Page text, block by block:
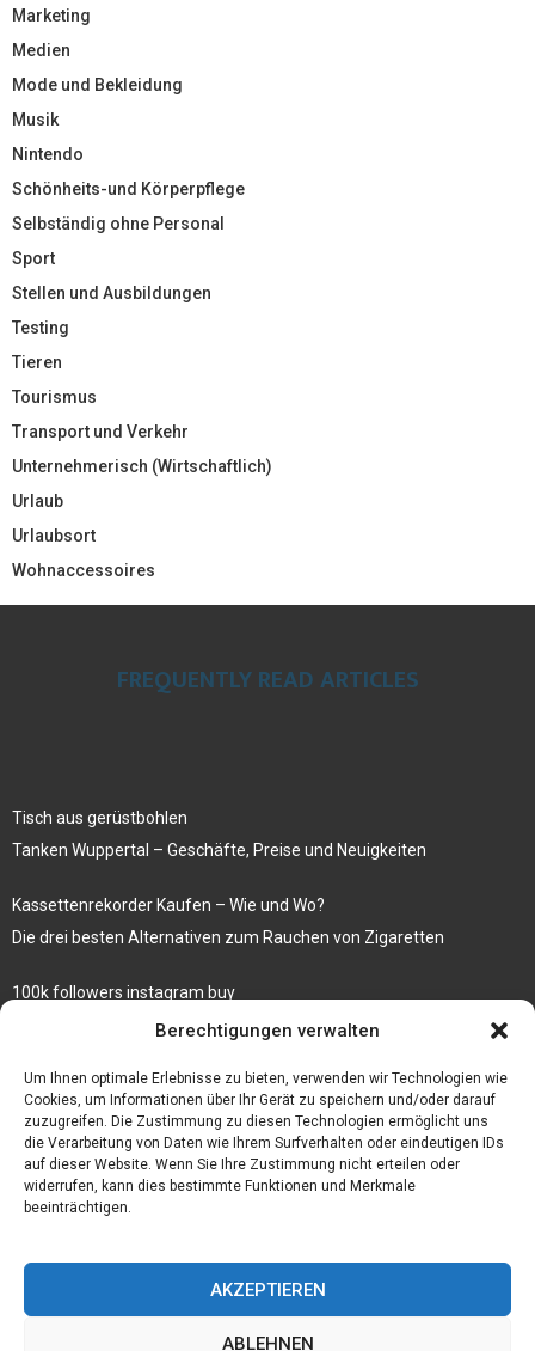
Berechtigungen verwalten
Um Ihnen optimale Erlebnisse zu bieten, verwenden wir Technologien wie
Cookies, um Informationen über Ihr Gerät zu speichern und/oder darauf
zuzugreifen. Die Zustimmung zu diesen Technologien ermöglicht uns
die Verarbeitung von Daten wie Ihrem Surfverhalten oder eindeutigen IDs
auf dieser Website. Wenn Sie Ihre Zustimmung nicht erteilen oder
widerrufen, kann dies bestimmte Funktionen und Merkmale
beeinträchtigen.
AKZEPTIEREN
ABLEHNEN
Marketing
Medien
Mode und Bekleidung
Musik
Nintendo
Schönheits-und Körperpflege
Selbständig ohne Personal
Sport
Stellen und Ausbildungen
Testing
Tieren
Tourismus
Transport und Verkehr
Unternehmerisch (Wirtschaftlich)
Urlaub
Urlaubsort
Wohnaccessoires
FREQUENTLY READ ARTICLES
Tisch aus gerüstbohlen
Tanken Wuppertal – Geschäfte, Preise und Neuigkeiten
Kassettenrekorder Kaufen – Wie und Wo?
Die drei besten Alternativen zum Rauchen von Zigaretten
100k followers instagram buy
Rezepte für gekochte Süßkartoffeln
Gönnen Sie sich bedruckte Fliesen mit einem eigenen Bild